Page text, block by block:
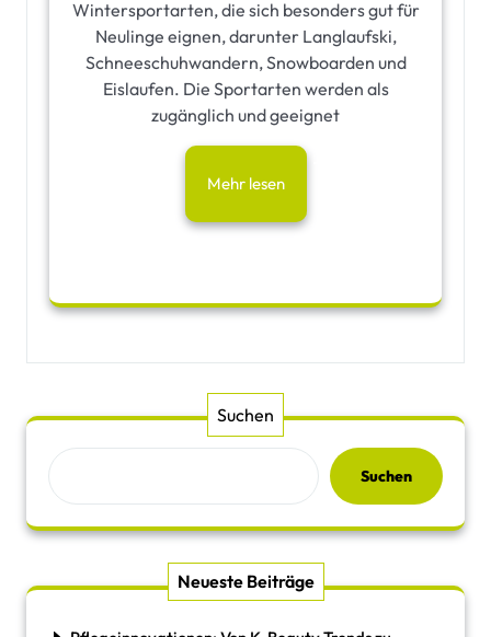
Wintersportarten, die sich besonders gut für
Neulinge eignen, darunter Langlaufski,
Schneeschuhwandern, Snowboarden und
Eislaufen. Die Sportarten werden als
zugänglich und geeignet
Mehr lesen
Suchen
Suchen
Neueste Beiträge